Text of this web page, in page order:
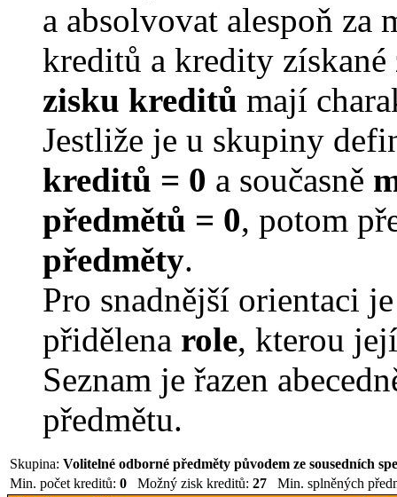
a absolvovat alespoň za
kreditů a kredity
zisku kreditů mají
Jestliže je u skupiny
kreditů = 0 a současně
předmětů = 0, potom
předměty.
Pro snadnější orientaci
přidělena role, kterou
Seznam je řazen
předmětu.
Skupina: Volitelné odborné předměty původem ze sousedních
Min. počet kreditů: 0 Možný zisk kreditů: 27 Min. splněných